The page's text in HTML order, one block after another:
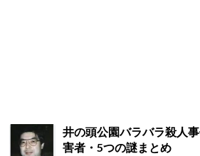
井の頭公園バラバラ殺人
害者・5つの謎まとめ